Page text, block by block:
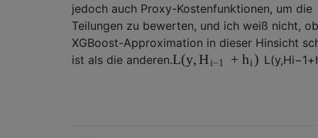
jedoch auch Proxy-Kostenfunktionen, um die
Teilungen zu bewerten, und ich weiß nicht,
XGBoost-Approximation in dieser Hinsicht
ist als die anderen.L(y, Hi−1 + hi) L(y,Hi−1+